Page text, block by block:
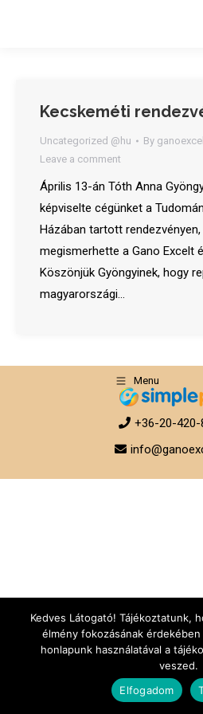
Kecskeméti
Uncategorized @hu By ganoexcel
Leave a comment
Április 13-án Tóth Anna
képviselte cégünket a
Házában tartott
megismerhette a Gano Excelt
Köszönjük Gyöngyinek, hogy
magyarországi…
Menu
+36-20-420-
Kedves Látogató! Tájékoztatunk,
élmény fokozásának
honlapunk használatával a
veszed.
Elfogadom